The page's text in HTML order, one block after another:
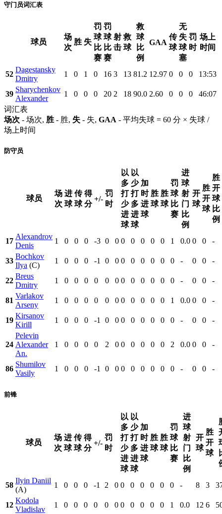
守门员词汇表
球员
场
次
胜 失
罚
球
比
赛
罚
球
比
赛
射
击
救
球
救
球
比
例
GAA
传
球
无
失
球
塞
罚
时
场上
时间
52
Dagestansky
Dmitry
1 0 1 0 16 3 13 81.2 12.97 0 0 0 13:53
39
Sharychenkov
Alexander
1 0 0 0 20 2 18 90.0 2.60 0 0 0
46:07
词汇表
场次 - 场次, 胜 - 胜, 失 - 失, GAA - 平均失球 = 60 分 × 失球 /
场上时间
防守员
球员
场
次
进
球
传
球
得
分
+/-
罚
时
以
多
打
少
进
球
以
少
打
多
进
球
加
时
进
球
胜
球
胜
球
罚
球
比
赛
进
球
射
门
比
例
开
球
胜
开
球
胜
开
球
比
例
17
Alexandrov
Denis
1 0 0 0 -3 0 0 0 0 0 0 0 1 0.0 0 0 -
33
Bochkov
Ilya (C)
1 0 0 0 -1 0 0 0 0 0 0 0 0 - 0 0 -
22
Breus
Dmitry
1 0 0 0 0 0 0 0 0 0 0 0 0 - 0 0 -
81
Varlakov
Arseny
1 0 0 0 0 0 0 0 0 0 0 0 1 0.0 0 0 -
19
Kirsanov
Kirill
1 0 0 0 -1 0 0 0 0 0 0 0 0 - 0 0 -
24
Pelevin
Alexander
An.
1 0 0 0 0 2 0 0 0 0 0 0 2 0.0 0 0 -
86
Shumilov
Vasily
1 0 0 0 -1 0 0 0 0 0 0 0 0 - 0 0 -
前锋
球员
场
次
进
球
传
球
得
分
+/-
罚
时
以
多
打
少
进
球
以
少
打
多
进
球
加
时
进
球
胜
球
胜
球
罚
球
比
赛
进
球
射
门
比
例
开
球
胜
开
球
58
Ilyin Daniil
(A)
1 0 0 0 -1 2 0 0 0 0 0 0 0 - 8 3
12
Kodola
Vladislav
1 0 0 0 0 0 0 0 0 0 0 0 1 0.0 12 6